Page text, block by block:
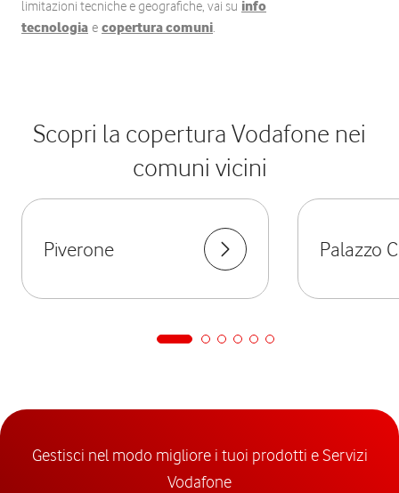
limitazioni tecniche e geografiche, vai su info
tecnologia e copertura comuni.
Scopri la copertura Vodafone nei
comuni vicini
Piverone Palazzo
Gestisci nel modo migliore i tuoi prodotti e Servizi
Vodafone